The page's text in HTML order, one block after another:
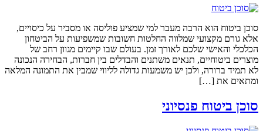
סוכן ביטוח הוא הרבה מעבר למי שמציע פוליסה או מסביר על כיסויים,
אלא גורם מקצועי שמלווה החלטות חשובות שמשפיעות על הביטחון
הכלכלי והאישי שלכם לאורך זמן. בעולם שבו קיימים מגוון רחב של
מוצרים ביטוחיים, תנאים משתנים והבדלים בין חברות, הבחירה הנכונה
לא תמיד ברורה, ולכן יש משמעות גדולה לליווי שמבין את התמונה המלאה
ומתאים את […]
סוכן ביטוח פנסיוני